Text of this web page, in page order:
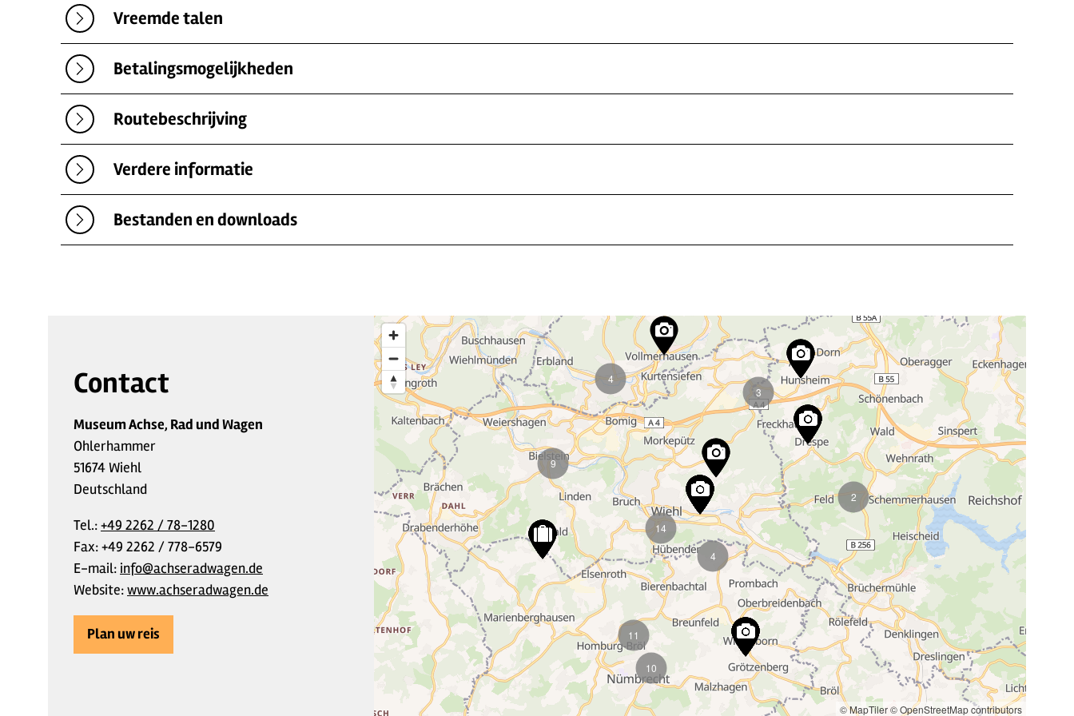
Vreemde talen
Betalingsmogelijkheden
Routebeschrijving
Verdere informatie
Bestanden en downloads
Contact
Museum Achse, Rad und Wagen
Ohlerhammer
51674 Wiehl
Deutschland
Tel.:+49 2262 / 78-1280
Fax:+49 2262 / 778-6579
E-mail: info@achseradwagen.de
Website:www.achseradwagen.de
Plan uw reis
14
4
11
10
3
2
9
4
© MapTiler© OpenStreetMap contributors